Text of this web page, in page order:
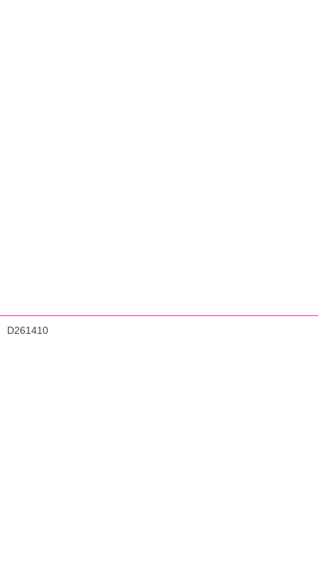
D261410